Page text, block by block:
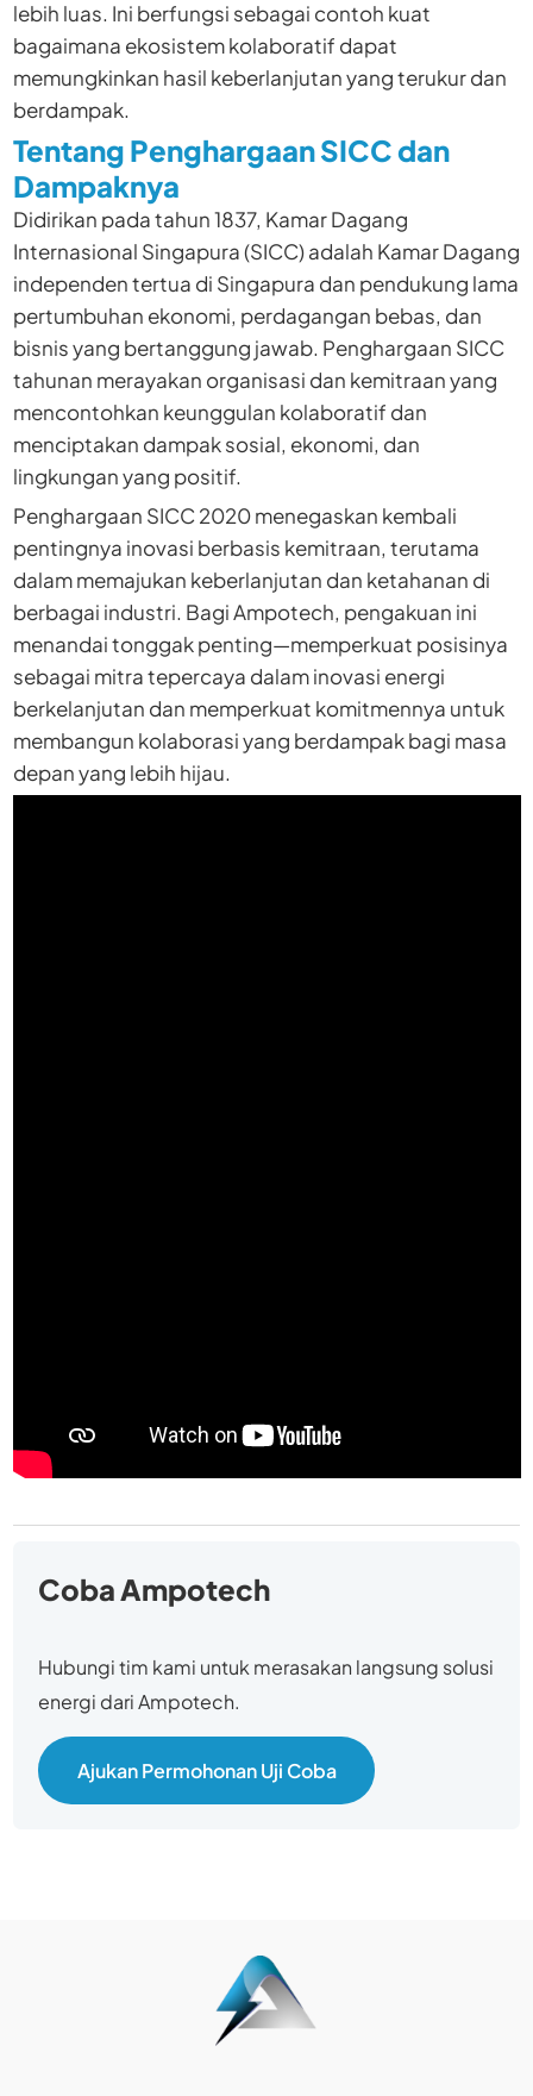
lebih luas. Ini berfungsi sebagai contoh kuat
bagaimana ekosistem kolaboratif dapat
memungkinkan hasil keberlanjutan yang terukur dan
berdampak.
Tentang Penghargaan SICC dan
Dampaknya
Didirikan pada tahun 1837, Kamar Dagang
Internasional Singapura (SICC) adalah Kamar Dagang
independen tertua di Singapura dan pendukung lama
pertumbuhan ekonomi, perdagangan bebas, dan
bisnis yang bertanggung jawab. Penghargaan SICC
tahunan merayakan organisasi dan kemitraan yang
mencontohkan keunggulan kolaboratif dan
menciptakan dampak sosial, ekonomi, dan
lingkungan yang positif.
Penghargaan SICC 2020 menegaskan kembali
pentingnya inovasi berbasis kemitraan, terutama
dalam memajukan keberlanjutan dan ketahanan di
berbagai industri. Bagi Ampotech, pengakuan ini
menandai tonggak penting—memperkuat posisinya
sebagai mitra tepercaya dalam inovasi energi
berkelanjutan dan memperkuat komitmennya untuk
membangun kolaborasi yang berdampak bagi masa
depan yang lebih hijau.
Coba Ampotech
Hubungi tim kami untuk merasakan langsung solusi
energi dari Ampotech.
Ajukan Permohonan Uji Coba